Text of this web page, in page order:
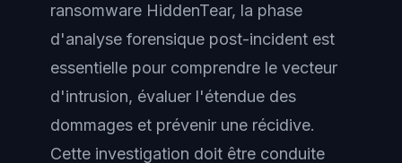
ransomware HiddenTear, la phase
d'analyse forensique post-incident est
essentielle pour comprendre le vecteur
d'intrusion, évaluer l'étendue des
dommages et prévenir une récidive.
Cette investigation doit être conduite